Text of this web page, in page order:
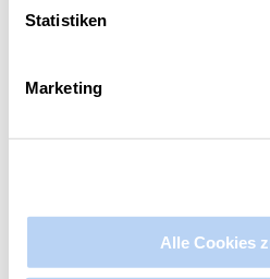
Statistiken
Marketing
Alle Cookies
8. Treffen
Erft“